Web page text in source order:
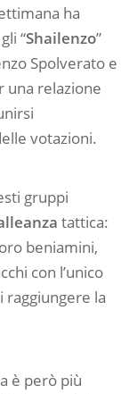
ha
“Shailenzo”
Spolverato e
una relazione
votazioni.
gruppi
tattica:
beniamini,
con l’unico
la
è però più